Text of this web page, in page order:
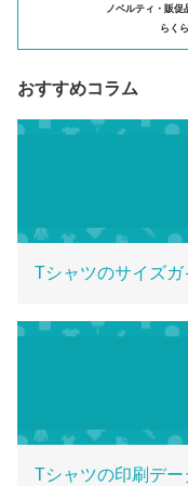
ノベルティ・販
らく
おすすめコラム
Tシャツのサイズガ
Tシャツの印刷デー